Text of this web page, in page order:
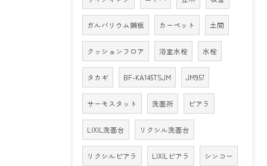
ガルバリウム鋼板 カーペット 土間
クッションフロア 浴室水栓 水栓
タカギ BF-KA145TSJM JM957
サーモスタット 洗面所 ピアラ
LIXIL洗面台 リクシル洗面台
リクシルピアラ LIXILピアラ シンコー